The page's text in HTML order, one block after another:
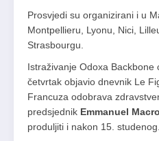
Prosvjedi su organizirani i u
Montpellieru, Lyonu, Nici,
Strasbourgu.
Istraživanje Odoxa Backbone
četvrtak objavio dnevnik Le
Francuza odobrava
predsjednik Emmanuel
produljiti i nakon 15. studenog.